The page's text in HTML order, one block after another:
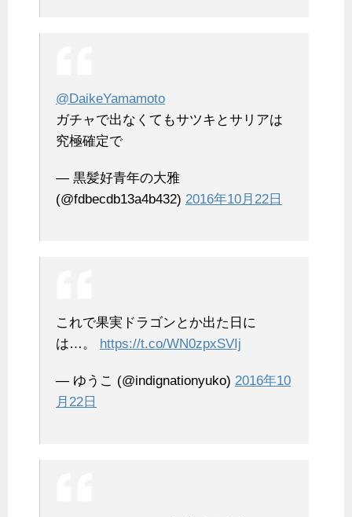
@DaikeYamamoto
ガチャで出なくてもサツキとサリアは
究極確定で
— 黒髪好青年の大雅
(@fdbecdb13a4b432) 2016年10月22日
これで果実ドラゴンとか出た日に
は…。
https://t.co/WN0zpxSVIj
— ゆうこ (@indignationyuko) 2016年10
月22日